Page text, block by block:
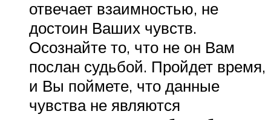
отвечает взаимностью, не
достоин Ваших чувств.
Осознайте то, что не он Вам
послан судьбой. Пройдет время,
и Вы поймете, что данные
чувства не являются